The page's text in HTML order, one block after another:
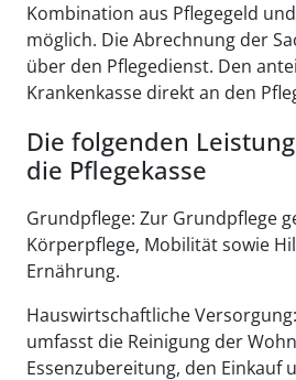
Kombination aus Pflegegeld
möglich. Die Abrechnung der
über den Pflegedienst. Den
Krankenkasse direkt an den
Die folgenden
die Pflegekasse
Grundpflege: Zur Grundpflege
Körperpflege, Mobilität sowie
Ernährung.
Hauswirtschaftliche
umfasst die Reinigung der
Essenzubereitung, den Einkauf